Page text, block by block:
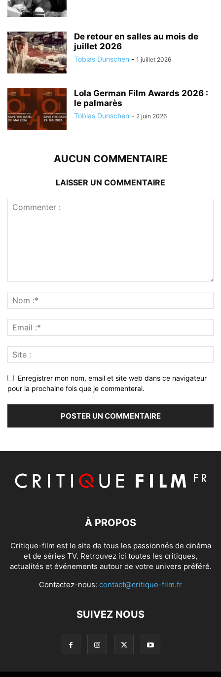
De retour en salles au mois de
juillet 2026
Tobias Dunschen - 1 juillet 2026
Lola German Film Awards 2026 :
le palmarès
Tobias Dunschen - 2 juin 2026
AUCUN COMMENTAIRE
LAISSER UN COMMENTAIRE
Enregistrer mon nom, email et site web dans ce navigateur
pour la prochaine fois que je commenterai.
À PROPOS
Critique-film est le site de tous les passionnés de cinéma
et de séries TV. Retrouvez ici toutes les critiques,
actualités et événements autour de votre univers préféré.
Contactez-nous: contact@critique-film.fr
SUIVEZ NOUS